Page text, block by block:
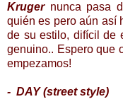
Kruger nunca pasa
quién es pero aún así
de su estilo, difícil de
genuino.. Espero que
empezamos!
- DAY (street style)